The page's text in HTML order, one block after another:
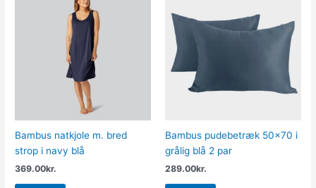
Bambus natkjole m. bred
strop i navy blå
369.00kr.
Bambus pudebetræk 50×70 i
grålig blå 2 par
289.00kr.